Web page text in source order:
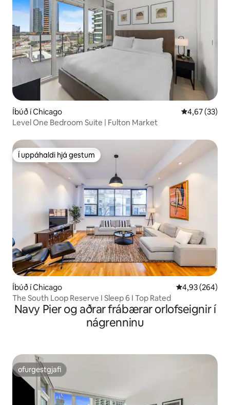
Íbúð í Chicago 4,67 af 5 í
4,67 (33)
Level One Bedroom Suite | Fulton Market
Í uppáhaldi hjá gestum
Í uppáhaldi hjá gestum
Íbúð í Chicago 4,93 af 5 í
4,93 (264)
The South Loop Reserve I Sleep 6 I Top Rated
Navy Pier og aðrar frábærar orlofseignir í
nágrenninu
ofurgestgjafi
ofurgestgjafi